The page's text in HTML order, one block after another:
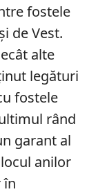
fostele
de Vest.
alte
legături
fostele
rând
garant al
anilor
în